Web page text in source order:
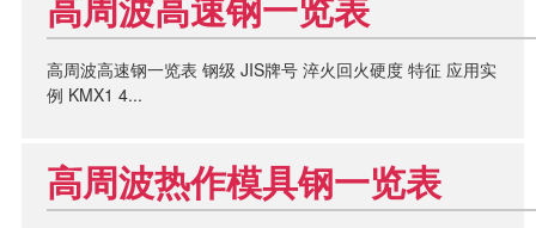
高周波高速钢一览表 钢级 JIS牌号 淬火回火硬度 特征 应用实
例 KMX1 4...
高周波热作模具钢一览表